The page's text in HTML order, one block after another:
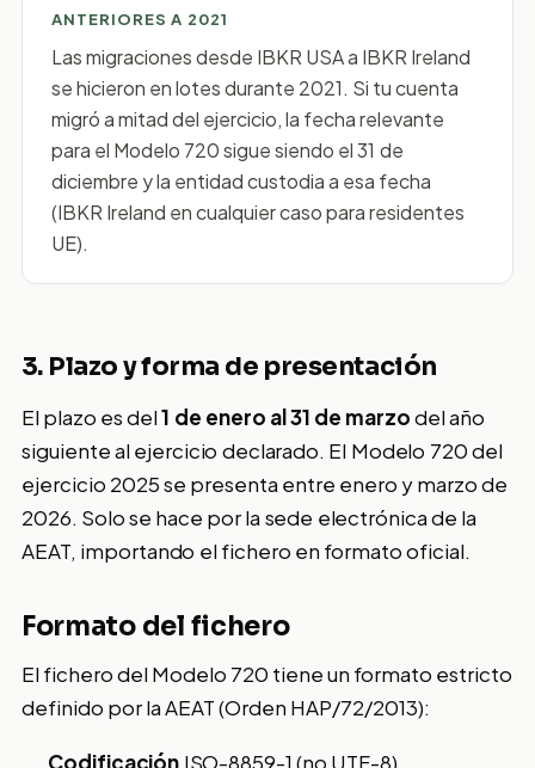
ANTERIORES A 2021
Las migraciones desde IBKR USA a IBKR Ireland
se hicieron en lotes durante 2021. Si tu cuenta
migró a mitad del ejercicio, la fecha relevante
para el Modelo 720 sigue siendo el 31 de
diciembre y la entidad custodia a esa fecha
(IBKR Ireland en cualquier caso para residentes
UE).
3. Plazo y forma de presentación
El plazo es del1 de enero al 31 de marzodel año
siguiente al ejercicio declarado. El Modelo 720 del
ejercicio 2025 se presenta entre enero y marzo de
2026. Solo se hace por la sede electrónica de la
AEAT, importando el fichero en formato oficial.
Formato del fichero
El fichero del Modelo 720 tiene un formato estricto
definido por la AEAT (Orden HAP/72/2013):
Codificación ISO-8859-1 (no UTF-8).